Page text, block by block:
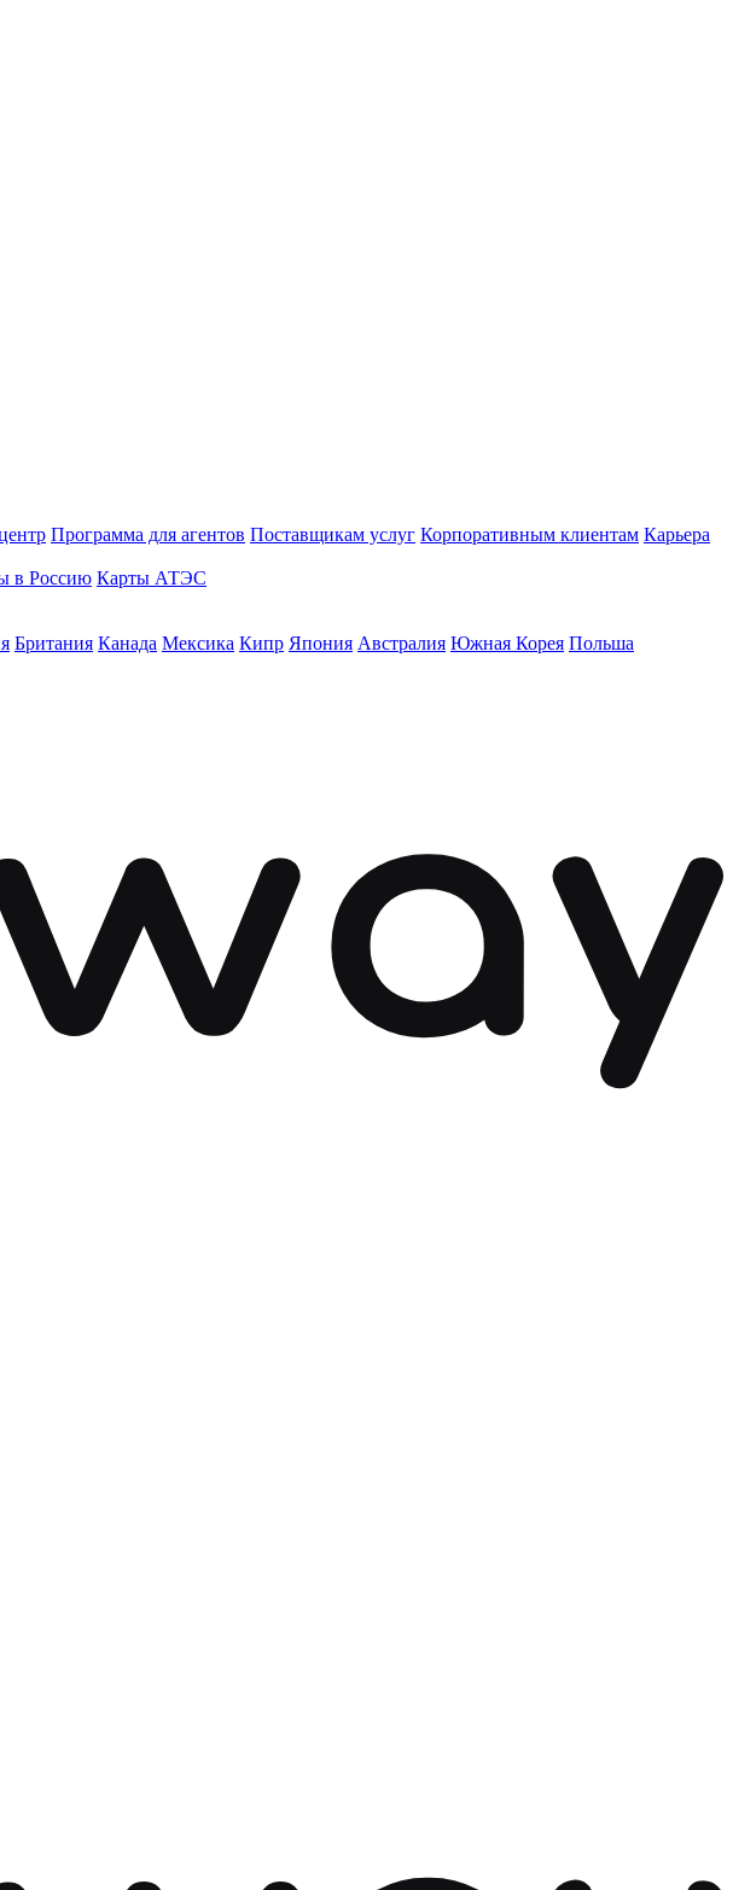
Программа для агентов Поставщикам услуг Корпоративным клиентам Карьера
в Россию Карты АТЭС
Британия Канада Мексика Кипр Япония Австралия Южная Корея Польша